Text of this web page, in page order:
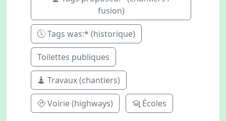
fusion)
Tags was:* (historique)
Toilettes publiques
Travaux (chantiers)
Voirie (highways) Écoles